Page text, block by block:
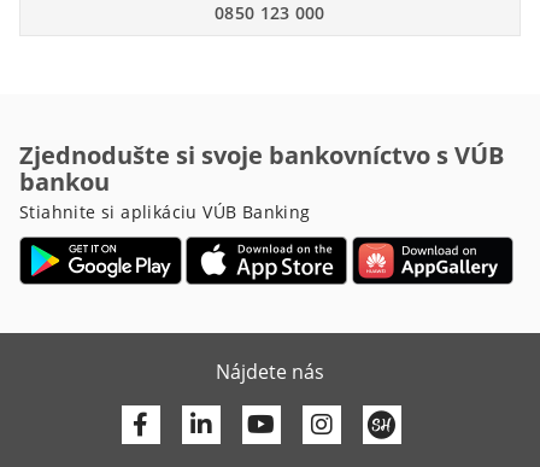
0850 123 000
Zjednodušte si svoje bankovníctvo s VÚB
bankou
Stiahnite si aplikáciu VÚB Banking
Nájdete nás
Facebook
LinkedinYoutube